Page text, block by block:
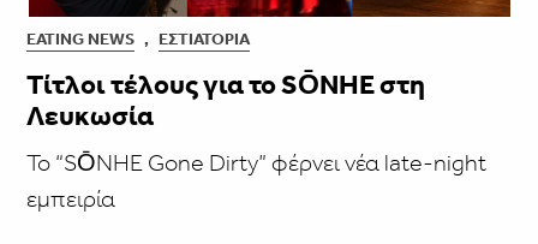
EATING NEWS , ΕΣΤΙΑΤΌΡΙΑ
Τίτλοι τέλους για το SŌNHE στη
Λευκωσία
Το “SŌNHE Gone Dirty” φέρνει νέα late-night
εμπειρία